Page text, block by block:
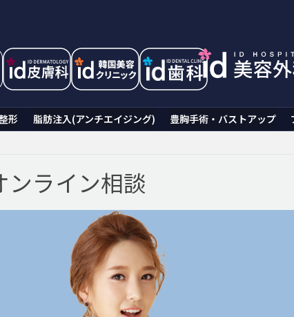
形 脂肪注入(アンチエイジング) 豊胸手術・バストアップ
ンライン相談